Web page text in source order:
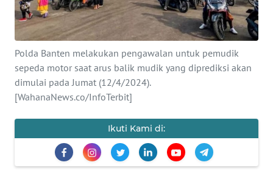
Polda Banten melakukan pengawalan untuk pemudik
sepeda motor saat arus balik mudik yang diprediksi akan
dimulai pada Jumat (12/4/2024).
[WahanaNews.co/InfoTerbit]
Ikuti Kami di:
KONTAK
KAMI
INFO
IKLAN
KAMI
PEDOMAN
MEDIA